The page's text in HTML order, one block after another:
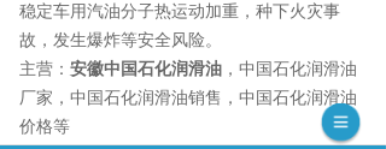
稳定车用汽油分子热运动加重，种下火灾事
故，发生爆炸等安全风险。
主营： 安徽中国石化润滑油 ，中国石化润滑油
厂家，中国石化润滑油销售，中国石化润滑油
价格等